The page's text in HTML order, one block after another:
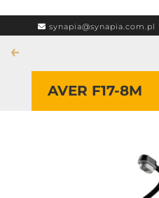
synapia@synapia.com.pl
←
AVER F17-8M